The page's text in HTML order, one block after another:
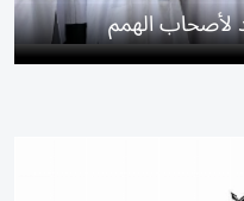
لأصحاب الهمم